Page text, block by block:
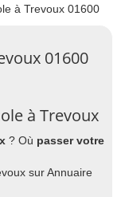
à Trevoux 01600
01600
à Trevoux
? Où passer votre
sur Annuaire